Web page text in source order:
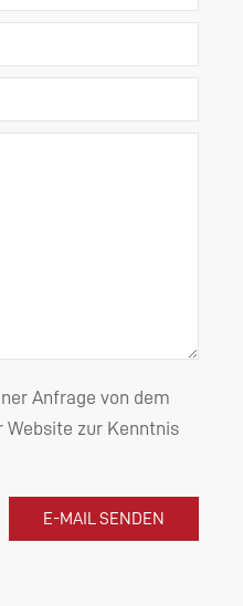
Anfrage von dem
Website zur Kenntnis